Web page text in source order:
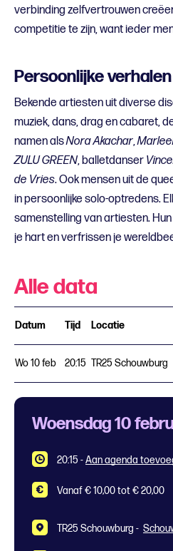
verbinding zelfvertrouwen
competitie te zijn, want ieder
Persoonlijke
Bekende artiesten uit diverse
muziek, dans, drag en cabaret,
namen alsNora Akachar,
ZULU GREEN, balletdanser
de Vries. Ook mensen uit de
in persoonlijke solo-optredens.
samenstelling van artiesten.
je hart en verfrissen je
Alle data
Datum Tijd Locatie
Wo 10 feb 20:15 TR25 Schouwburg
Woensdag 10
20:15 -Aan agenda
Vanaf € 10,00 tot € 20,00
TR25 Schouwburg -